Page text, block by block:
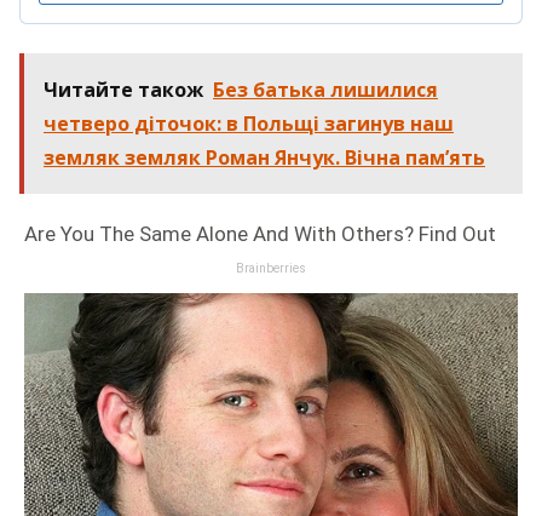
Читайте також Без батька лишилися
четверо діточок: в Польщі загинув наш
земляк земляк Роман Янчук. Вічна пам’ять